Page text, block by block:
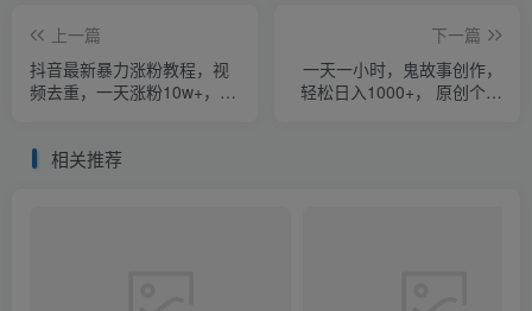
上一篇
抖音最新暴力涨粉教程，视
频去重，一天涨粉10w+，效
下一篇
一天一小时，鬼故事创作，
轻松日入1000+， 原创个人
相关推荐